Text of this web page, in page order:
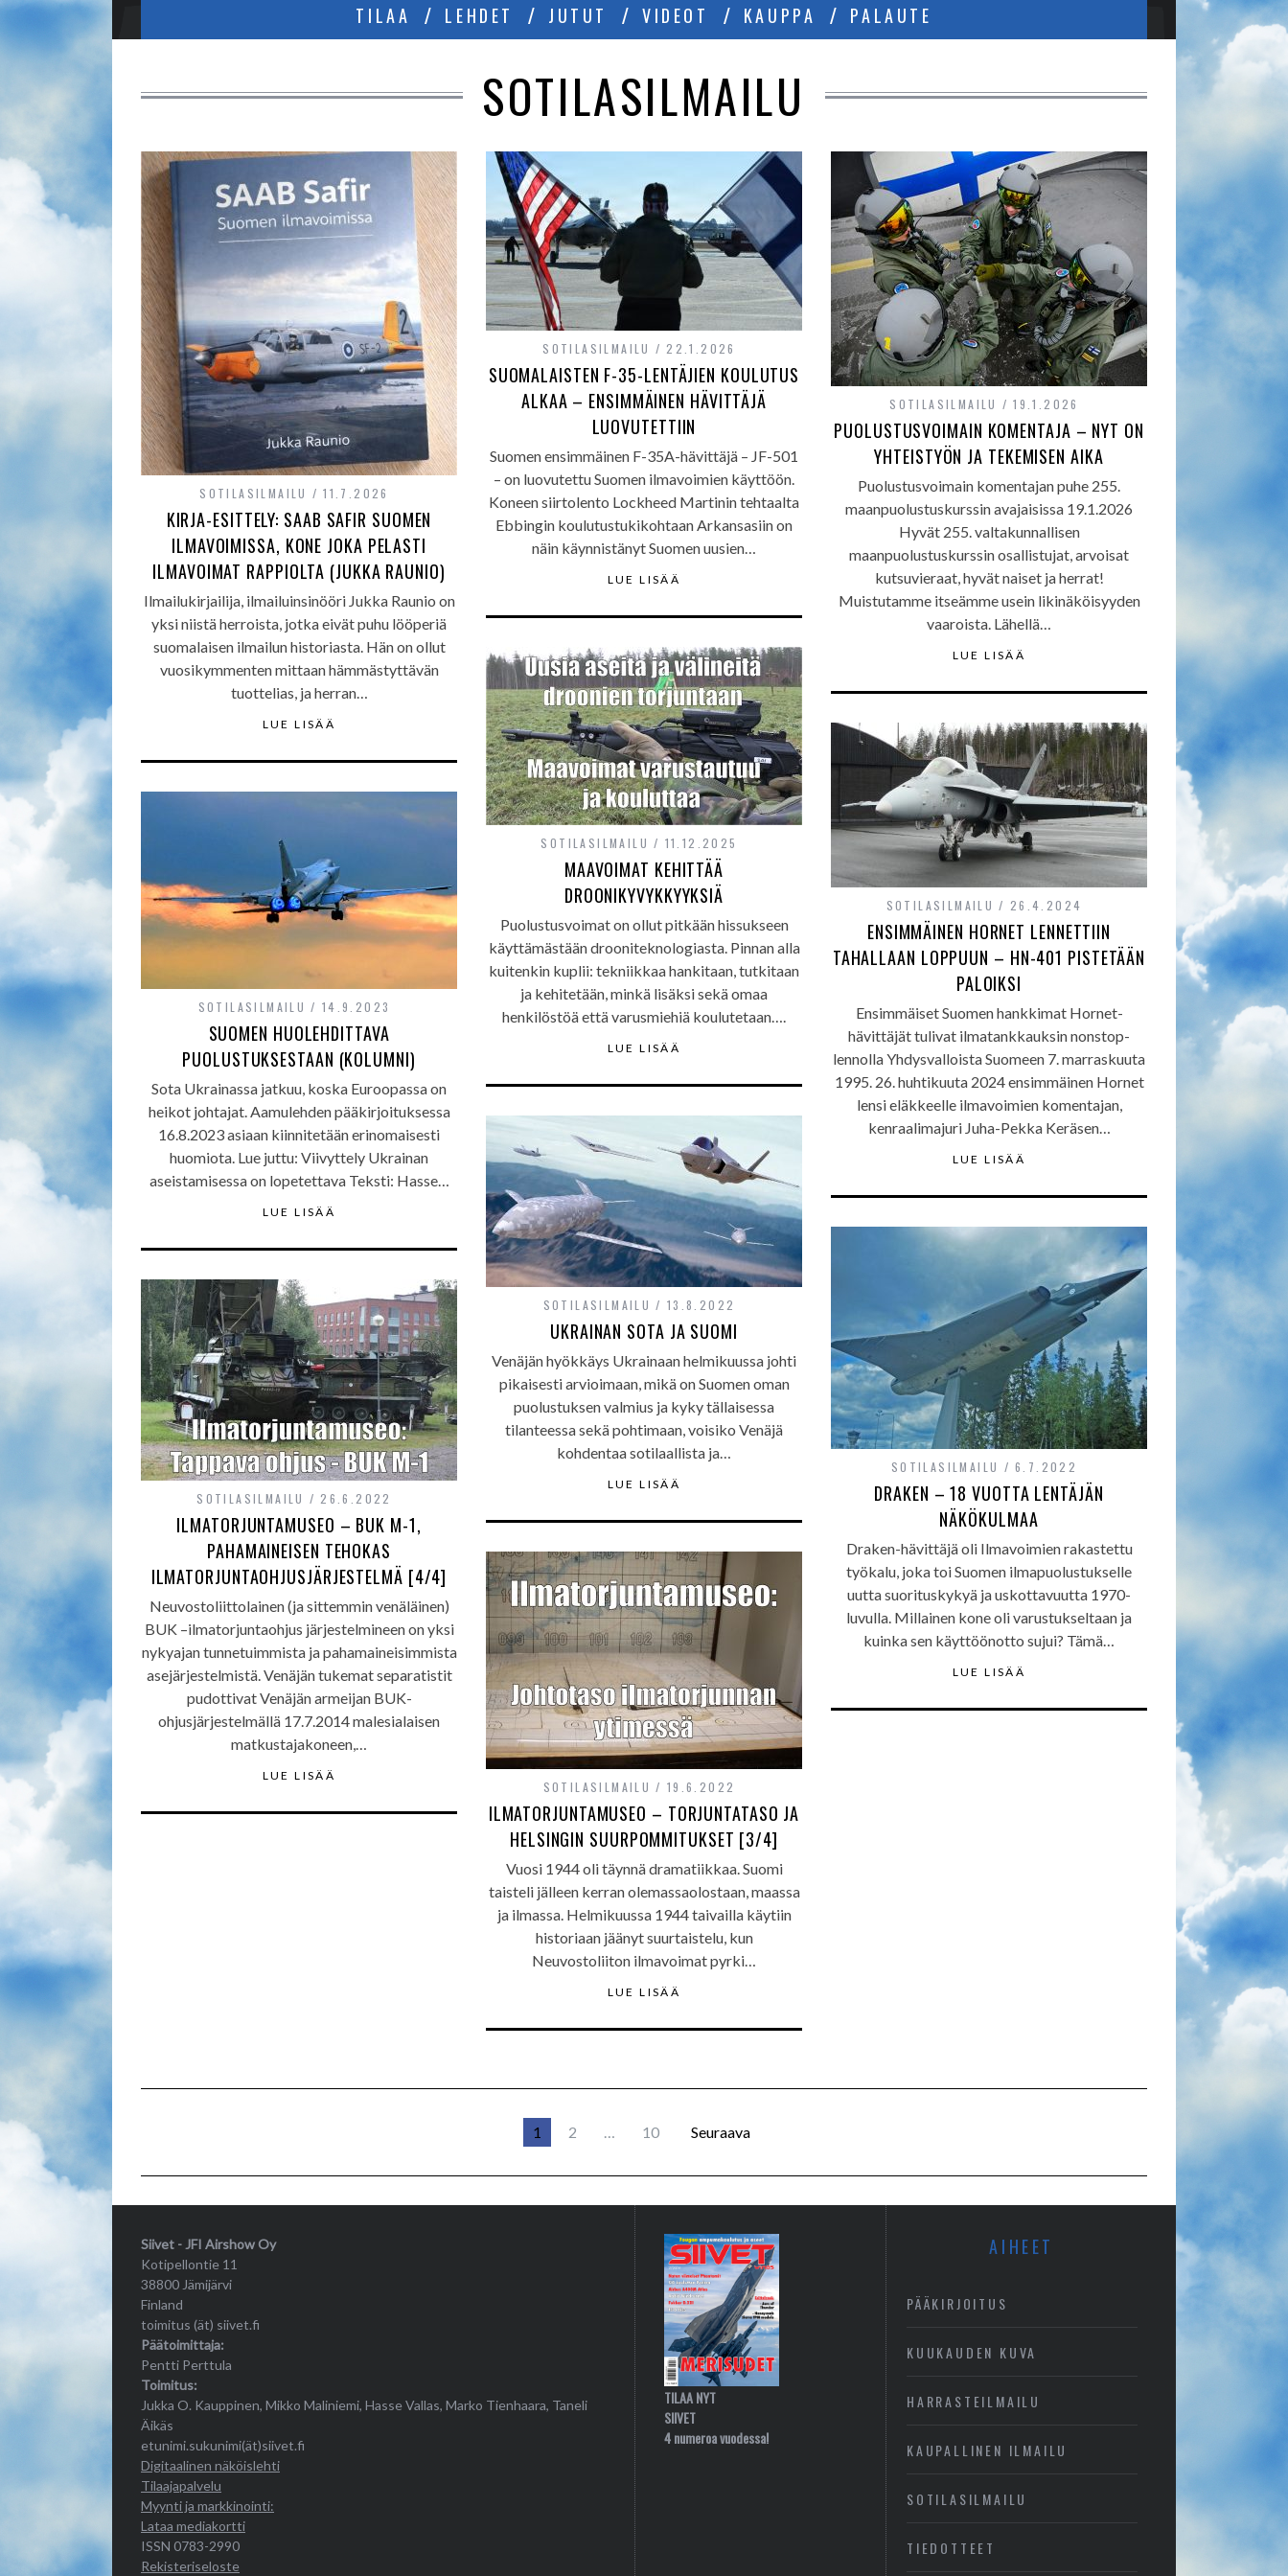
TILAA LEHDET JUTUT VIDEOT KAUPPA PALAUTE
SOTILASILMAILU
SOTILASILMAILU 11.7.2026
KIRJA-ESITTELY: SAAB SAFIR SUOMEN
ILMAVOIMISSA, KONE JOKA PELASTI
ILMAVOIMAT RAPPIOLTA (JUKKA RAUNIO)
Ilmailukirjailija, ilmailuinsinööri Jukka Raunio on
yksi niistä herroista, jotka eivät puhu lööperiä
suomalaisen ilmailun historiasta. Hän on ollut
vuosikymmenten mittaan hämmästyttävän
tuottelias, ja herran…
LUE LISÄÄ
SOTILASILMAILU 22.1.2026
SUOMALAISTEN F-35-LENTÄJIEN KOULUTUS
ALKAA – ENSIMMÄINEN HÄVITTÄJÄ
LUOVUTETTIIN
Suomen ensimmäinen F-35A-hävittäjä – JF-501
– on luovutettu Suomen ilmavoimien käyttöön.
Koneen siirtolento Lockheed Martinin tehtaalta
Ebbingin koulutustukikohtaan Arkansasiin on
näin käynnistänyt Suomen uusien…
LUE LISÄÄ
SOTILASILMAILU 19.1.2026
PUOLUSTUSVOIMAIN KOMENTAJA – NYT ON
YHTEISTYÖN JA TEKEMISEN AIKA
Puolustusvoimain komentajan puhe 255.
maanpuolustuskurssin avajaisissa 19.1.2026
Hyvät 255. valtakunnallisen
maanpuolustuskurssin osallistujat, arvoisat
kutsuvieraat, hyvät naiset ja herrat!
Muistutamme itseämme usein likinäköisyyden
vaaroista. Lähellä…
LUE LISÄÄ
SOTILASILMAILU 11.12.2025
MAAVOIMAT KEHITTÄÄ
DROONIKYVYKKYYKSIÄ
Puolustusvoimat on ollut pitkään hissukseen
käyttämästään drooniteknologiasta. Pinnan alla
kuitenkin kuplii: tekniikkaa hankitaan, tutkitaan
ja kehitetään, minkä lisäksi sekä omaa
henkilöstöä että varusmiehiä koulutetaan….
LUE LISÄÄ
SOTILASILMAILU 26.4.2024
ENSIMMÄINEN HORNET LENNETTIIN
TAHALLAAN LOPPUUN – HN-401 PISTETÄÄN
PALOIKSI
Ensimmäiset Suomen hankkimat Hornet-
hävittäjät tulivat ilmatankkauksin nonstop-
lennolla Yhdysvalloista Suomeen 7. marraskuuta
1995. 26. huhtikuuta 2024 ensimmäinen Hornet
lensi eläkkeelle ilmavoimien komentajan,
kenraalimajuri Juha-Pekka Keräsen…
LUE LISÄÄ
SOTILASILMAILU 14.9.2023
SUOMEN HUOLEHDITTAVA
PUOLUSTUKSESTAAN (KOLUMNI)
Sota Ukrainassa jatkuu, koska Euroopassa on
heikot johtajat. Aamulehden pääkirjoituksessa
16.8.2023 asiaan kiinnitetään erinomaisesti
huomiota. Lue juttu: Viivyttely Ukrainan
aseistamisessa on lopetettava Teksti: Hasse…
LUE LISÄÄ
SOTILASILMAILU 13.8.2022
UKRAINAN SOTA JA SUOMI
Venäjän hyökkäys Ukrainaan helmikuussa johti
pikaisesti arvioimaan, mikä on Suomen oman
puolustuksen valmius ja kyky tällaisessa
tilanteessa sekä pohtimaan, voisiko Venäjä
kohdentaa sotilaallista ja…
LUE LISÄÄ
SOTILASILMAILU 6.7.2022
DRAKEN – 18 VUOTTA LENTÄJÄN
NÄKÖKULMAA
Draken-hävittäjä oli Ilmavoimien rakastettu
työkalu, joka toi Suomen ilmapuolustukselle
uutta suorituskykyä ja uskottavuutta 1970-
luvulla. Millainen kone oli varustukseltaan ja
kuinka sen käyttöönotto sujui? Tämä…
LUE LISÄÄ
SOTILASILMAILU 26.6.2022
ILMATORJUNTAMUSEO – BUK M-1,
PAHAMAINEISEN TEHOKAS
ILMATORJUNTAOHJUSJÄRJESTELMÄ [4/4]
Neuvostoliittolainen (ja sittemmin venäläinen)
BUK –ilmatorjuntaohjus järjestelmineen on yksi
nykyajan tunnetuimmista ja pahamaineisimmista
asejärjestelmistä. Venäjän tukemat separatistit
pudottivat Venäjän armeijan BUK-
ohjusjärjestelmällä 17.7.2014 malesialaisen
matkustajakoneen,…
LUE LISÄÄ
SOTILASILMAILU 19.6.2022
ILMATORJUNTAMUSEO – TORJUNTATASO JA
HELSINGIN SUURPOMMITUKSET [3/4]
Vuosi 1944 oli täynnä dramatiikkaa. Suomi
taisteli jälleen kerran olemassaolostaan, maassa
ja ilmassa. Helmikuussa 1944 taivailla käytiin
historiaan jäänyt suurtaistelu, kun
Neuvostoliiton ilmavoimat pyrki…
LUE LISÄÄ
1 2 … 10 Seuraava
Siivet - JFI Airshow Oy
Kotipellontie 11
38800 Jämijärvi
Finland
toimitus (ät) siivet.fi
Päätoimittaja:
Pentti Perttula
Toimitus:
Jukka O. Kauppinen, Mikko Maliniemi, Hasse Vallas, Marko Tienhaara, Taneli
Äikäs
etunimi.sukunimi(ät)siivet.fi
Digitaalinen näköislehti
Tilaajapalvelu
Myynti ja markkinointi:
Lataa mediakortti
ISSN 0783-2990
Rekisteriseloste
TILAA NYT
SIIVET
4 numeroa vuodessa!
AIHEET
PÄÄKIRJOITUS
KUUKAUDEN KUVA
HARRASTEILMAILU
KAUPALLINEN ILMAILU
SOTILASILMAILU
TIEDOTTEET